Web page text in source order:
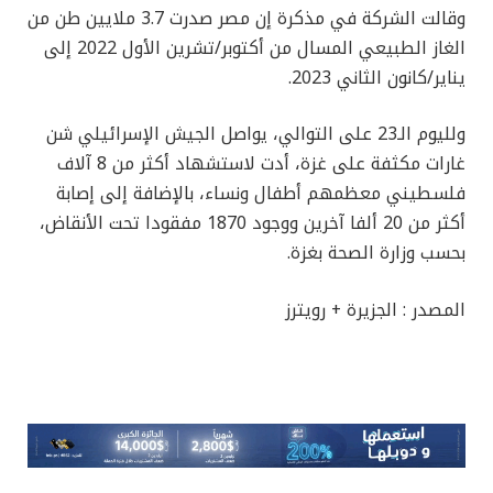
وقالت الشركة في مذكرة إن مصر صدرت 3.7 ملايين طن من
الغاز الطبيعي المسال من أكتوبر/تشرين الأول 2022 إلى
يناير/كانون الثاني 2023.
ولليوم الـ23 على التوالي، يواصل الجيش الإسرائيلي شن
غارات مكثفة على غزة، أدت لاستشهاد أكثر من 8 آلاف
فلسطيني معظمهم أطفال ونساء، بالإضافة إلى إصابة
أكثر من 20 ألفا آخرين ووجود 1870 مفقودا تحت الأنقاض،
بحسب وزارة الصحة بغزة.
المصدر : الجزيرة + رويترز